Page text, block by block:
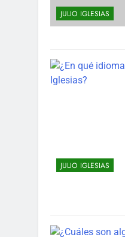
JULIO IGLESIAS
JULIO IGLESIAS